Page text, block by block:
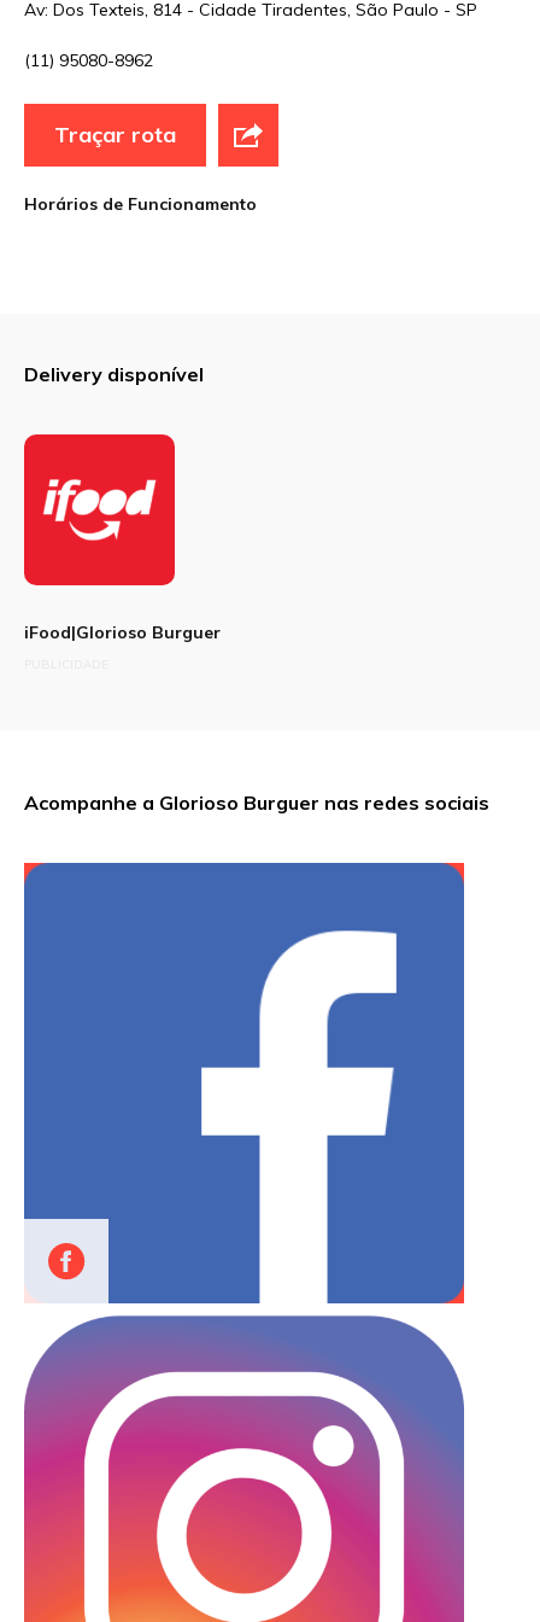
Av: Dos Texteis, 814 - Cidade Tiradentes, São Paulo - SP
(11) 95080-8962
Traçar rota
Horários de Funcionamento
Delivery disponível
iFood|Glorioso Burguer
Acompanhe a Glorioso Burguer nas redes sociais